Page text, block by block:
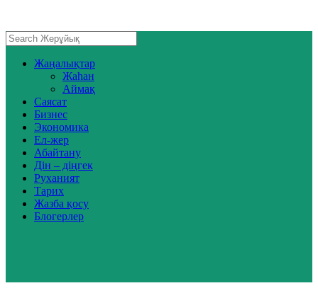
Жаңалықтар
Жаһан
Аймақ
Саясат
Бизнес
Экономика
Ел-жер
Абайтану
Дін – діңгек
Руханият
Тарих
Жазба қосу
Блогерлер